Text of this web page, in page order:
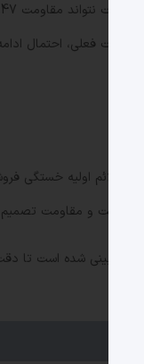
حمایت فعلی، احتمال
علائم اولیه خستگی
حمایت و مقاومت تصمیم
شده است تا